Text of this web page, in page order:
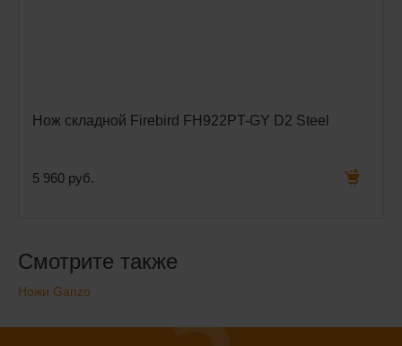
Нож складной Firebird FH922PT-GY D2 Steel
5 960 руб.
Смотрите также
Ножи Ganzo